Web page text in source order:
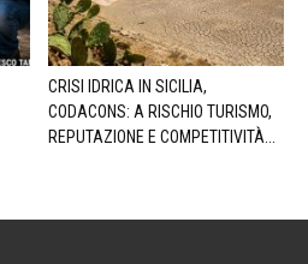
CRISI IDRICA IN SICILIA,
CODACONS: A RISCHIO TURISMO,
REPUTAZIONE E COMPETITIVITÀ...